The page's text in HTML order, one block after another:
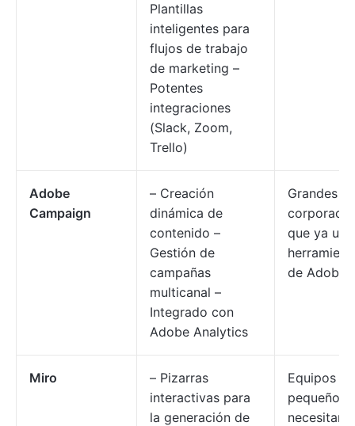
Plantillas
inteligentes para
flujos de trabajo
de marketing –
Potentes
integraciones
(Slack, Zoom,
Trello)
Adobe
Campaign
– Creación
dinámica de
contenido –
Gestión de
campañas
multicanal –
Integrado con
Adobe Analytics
Grandes
que ya
de Adobe
Miro
– Pizarras
interactivas para
la generación de
Equipos
pequeños
necesitan